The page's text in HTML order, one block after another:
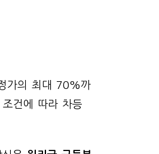
가의 최대 70%까
건에 따라 차등